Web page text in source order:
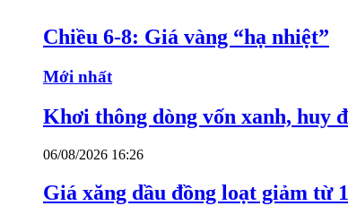
Chiều 6-8: Giá vàng “hạ nhiệt”
Mới nhất
Khơi thông dòng vốn xanh, huy
06/08/2026 16:26
Giá xăng dầu đồng loạt giảm từ